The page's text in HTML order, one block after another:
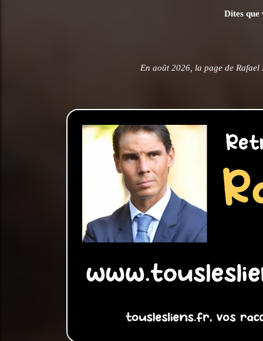
Dites que
En août 2026, la page de